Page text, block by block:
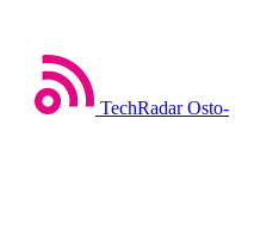
TechRadar Osto-